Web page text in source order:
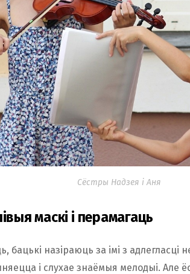
Сёстры Надзея і Аня
маскі і перамагаць
бацькі назіраюць за імі з адлегласці
і слухае знаёмыя мелодыі. Але